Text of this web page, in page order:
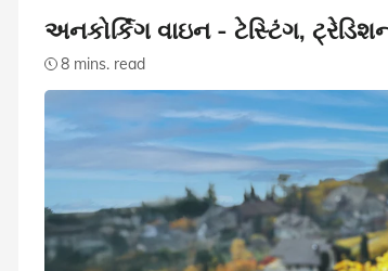
અનકોર્કિંગ વાઇન - ટેસ્ટિંગ,
8 mins. read